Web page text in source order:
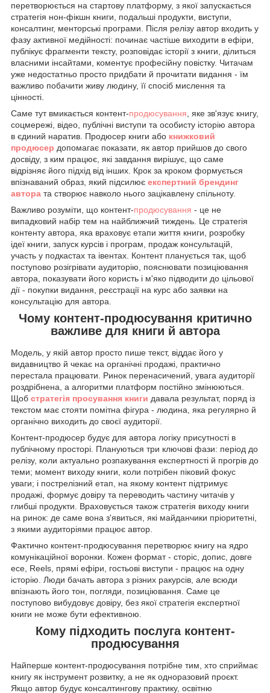
перетворюється на стартову платформу, з якої запускається
стратегія нон-фікшн книги, подальші продукти, виступи,
консалтинг, менторські програми. Після релізу автор входить у
фазу активної медійності: починає частіше виходити в ефіри,
публікує фрагменти тексту, розповідає історії з книги, ділиться
власними інсайтами, коментує професійну повістку. Читачам
уже недостатньо просто придбати й прочитати видання - їм
важливо побачити живу людину, її спосіб мислення та
цінності.
Саме тут вмикається контент-продюсування, яке зв'язує книгу,
соцмережі, відео, публічні виступи та особисту історію автора
в єдиний наратив. Продюсер книги або книжковий
продюсер допомагає показати, як автор прийшов до свого
досвіду, з ким працює, які завдання вирішує, що саме
відрізняє його підхід від інших. Крок за кроком формується
впізнаваний образ, який підсилює експертний брендинг
автора та створює навколо нього зацікавлену спільноту.
Важливо розуміти, що контент-продюсування - це не
випадковий набір тем на найближчий тиждень. Це стратегія
контенту автора, яка враховує етапи життя книги, розробку
ідеї книги, запуск курсів і програм, продаж консультацій,
участь у подкастах та івентах. Контент планується так, щоб
поступово розігрівати аудиторію, пояснювати позиціювання
автора, показувати його користь і м'яко підводити до цільової
дії - покупки видання, реєстрації на курс або заявки на
консультацію для автора.
Чому контент-продюсування критично
важливе для книги й автора
Модель, у якій автор просто пише текст, віддає його у
видавництво й чекає на органічні продажі, практично
перестала працювати. Ринок перенасичений, увага аудиторії
роздрібнена, а алгоритми платформ постійно змінюються.
Щоб стратегія просування книги давала результат, поряд із
текстом має стояти помітна фігура - людина, яка регулярно й
органічно виходить до своєї аудиторії.
Контент-продюсер будує для автора логіку присутності в
публічному просторі. Плануються три ключові фази: період до
релізу, коли актуально розпакування експертності й прогрів до
теми; момент виходу книги, коли потрібен піковий фокус
уваги; і пострелізний етап, на якому контент підтримує
продажі, формує довіру та переводить частину читачів у
глибші продукти. Враховується також стратегія виходу книги
на ринок: де саме вона з'явиться, які майданчики пріоритетні,
з якими аудиторіями працює автор.
Фактично контент-продюсування перетворює книгу на ядро
комунікаційної воронки. Кожен формат - сторіс, допис, довге
есе, Reels, прямі ефіри, гостьові виступи - працює на одну
історію. Люди бачать автора з різних ракурсів, але всюди
впізнають його тон, погляди, позиціювання. Саме це
поступово вибудовує довіру, без якої стратегія експертної
книги не може бути ефективною.
Кому підходить послуга контент-
продюсування
Найперше контент-продюсування потрібне тим, хто сприймає
книгу як інструмент розвитку, а не як одноразовий проєкт.
Якщо автор будує консалтингову практику, освітню